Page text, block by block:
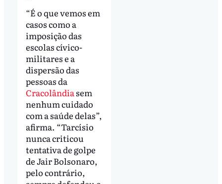
“É o que vemos em
casos como a
imposição das
escolas cívico-
militares e a
dispersão das
pessoas da
Cracolândiasem
nenhum cuidado
com a saúde delas”,
afirma. “Tarcísio
nunca criticou
tentativa de golpe
de Jair Bolsonaro,
pelo contrário,